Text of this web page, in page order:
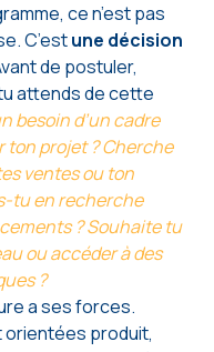
ce n’est pas
C’est une décision
de postuler,
attends de cette
besoin d’un cadre
projet ? Cherche
ventes ou ton
tu en recherche
? Souhaite tu
ou accéder à des
?
a ses forces.
produit,